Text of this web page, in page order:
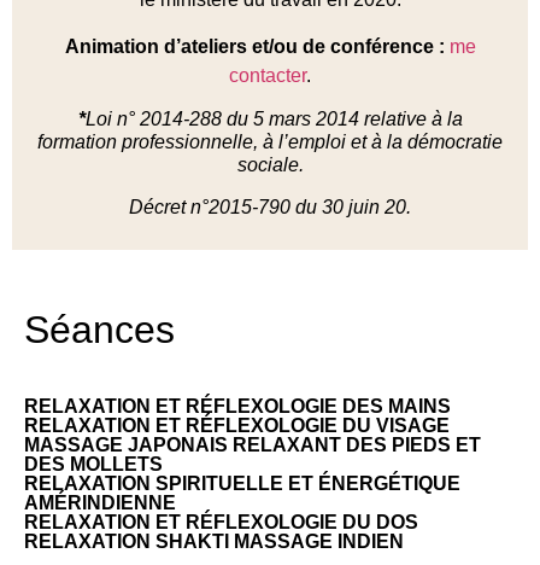
Animation d’ateliers et/ou de conférence : me
contacter.
*Loi n° 2014-288 du 5 mars 2014 relative à la
formation professionnelle, à l’emploi et à la démocratie
sociale.
Décret n°2015-790 du 30 juin 20.
Séances
RELAXATION ET RÉFLEXOLOGIE DES MAINS
RELAXATION ET RÉFLEXOLOGIE DU VISAGE
MASSAGE JAPONAIS RELAXANT DES PIEDS ET
DES MOLLETS
RELAXATION SPIRITUELLE ET ÉNERGÉTIQUE
AMÉRINDIENNE
RELAXATION ET RÉFLEXOLOGIE DU DOS
RELAXATION SHAKTI MASSAGE INDIEN